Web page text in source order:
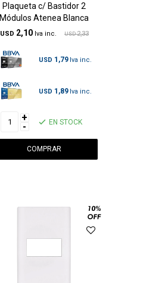
Plaqueta c/ Bastidor 2
Módulos Atenea Blanca
USD 2,10 USD 2,33
USD 1,79
USD 1,89
+
- EN STOCK